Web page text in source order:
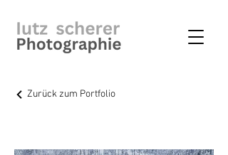
Zurück zum Portfolio